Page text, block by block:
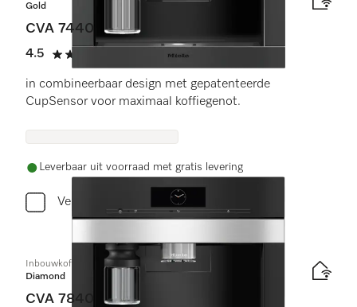
Gold
CVA 7440
4.5
4.5 sterren op 5
(11 beoordelingen)
in combineerbaar design met gepatenteerde
CupSensor voor maximaal koffiegenot.
Leverbaar uit voorraad met gratis levering
Vergelijken
Inbouwkoffiemachine
Diamond
CVA 7840